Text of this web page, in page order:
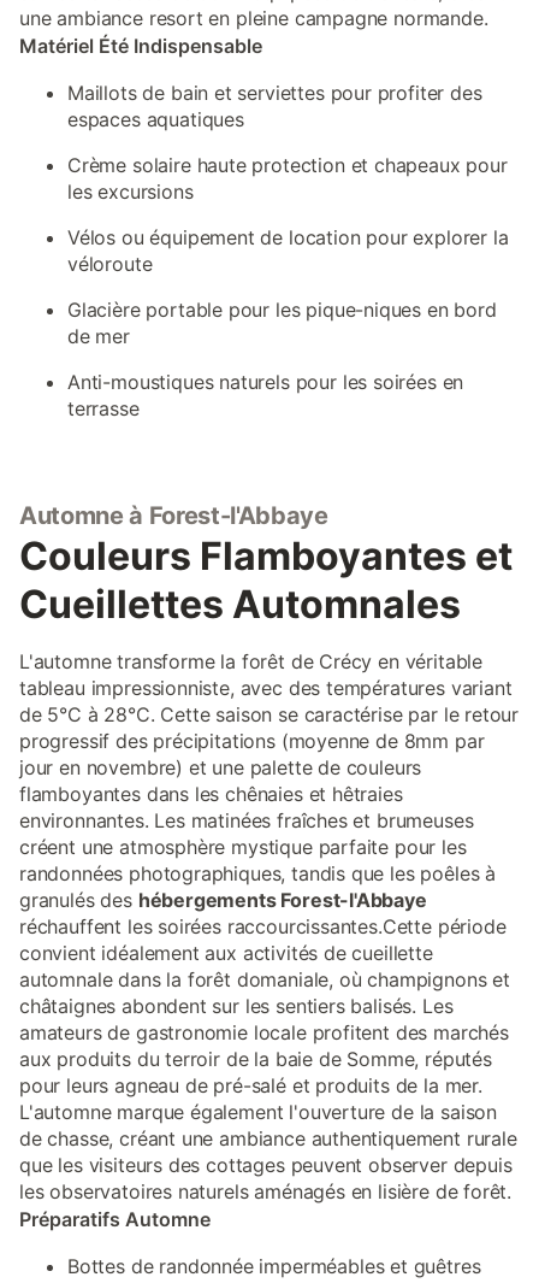
une ambiance resort en pleine campagne normande.
Matériel Été Indispensable
Maillots de bain et serviettes pour profiter des
espaces aquatiques
Crème solaire haute protection et chapeaux pour
les excursions
Vélos ou équipement de location pour explorer la
véloroute
Glacière portable pour les pique-niques en bord
de mer
Anti-moustiques naturels pour les soirées en
terrasse
Automne à Forest-l'Abbaye
Couleurs Flamboyantes et
Cueillettes Automnales
L'automne transforme la forêt de Crécy en véritable
tableau impressionniste, avec des températures variant
de 5°C à 28°C. Cette saison se caractérise par le retour
progressif des précipitations (moyenne de 8mm par
jour en novembre) et une palette de couleurs
flamboyantes dans les chênaies et hêtraies
environnantes. Les matinées fraîches et brumeuses
créent une atmosphère mystique parfaite pour les
randonnées photographiques, tandis que les poêles à
granulés des hébergements Forest-l'Abbaye
réchauffent les soirées raccourcissantes.Cette période
convient idéalement aux activités de cueillette
automnale dans la forêt domaniale, où champignons et
châtaignes abondent sur les sentiers balisés. Les
amateurs de gastronomie locale profitent des marchés
aux produits du terroir de la baie de Somme, réputés
pour leurs agneau de pré-salé et produits de la mer.
L'automne marque également l'ouverture de la saison
de chasse, créant une ambiance authentiquement rurale
que les visiteurs des cottages peuvent observer depuis
les observatoires naturels aménagés en lisière de forêt.
Préparatifs Automne
Bottes de randonnée imperméables et guêtres